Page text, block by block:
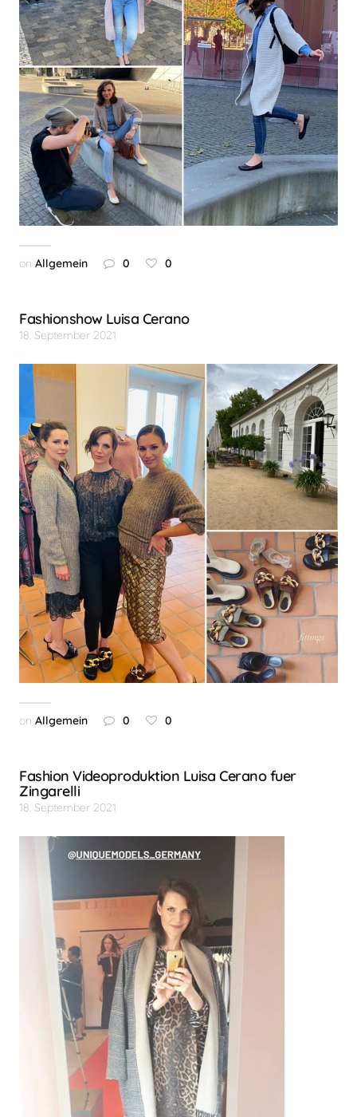
onAllgemein 0 0
Fashionshow Luisa Cerano
18. September 2021
onAllgemein 0 0
Fashion Videoproduktion Luisa Cerano fuer
Zingarelli
18. September 2021